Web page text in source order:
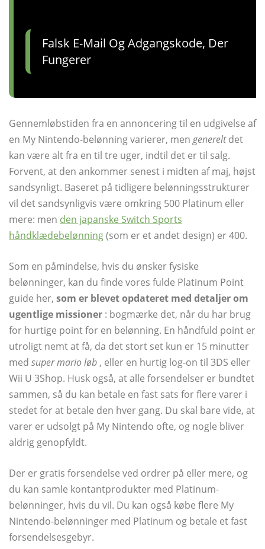
Falsk E-Mail Og Adgangskode, Der
Fungerer
Gennemløbstiden fra en annoncering til en udgivelse af
en My Nintendo-belønning varierer, men genereltdet
kan være alt fra en til tre uger, indtil det er til salg.
Forvent, at den ankommer senest i midten af ​​maj, højst
sandsynligt. Baseret på tidligere belønningsstrukturer
vil det sandsynligvis være omkring 500 Platinum eller
mere: men den japanske Switch Sports
håndklædebelønning(som er et andet design) er 400.
Som en påmindelse, hvis du ønsker fysiske
belønninger, kan du finde vores fulde Platinum Point
guide her, som er blevet opdateret med detaljer om
ugentlige missioner : bogmærke det, når du har brug
for hurtige point for en belønning. En håndfuld point er
utroligt nemt at få, da det stort set kun er 15 minutter
med super mario løb , eller en hurtig log-on til 3DS eller
Wii U 3Shop. Husk også, at alle forsendelser er bundtet
sammen, så du kan betale en fast sats for flere varer i
stedet for at betale den hver gang. Du skal bare vide, at
varer er udsolgt på My Nintendo ofte, og nogle bliver
aldrig genopfyldt.
Der er gratis forsendelse ved ordrer på eller mere, og
du kan samle kontantprodukter med Platinum-
belønninger, hvis du vil. Du kan også købe flere My
Nintendo-belønninger med Platinum og betale et fast
forsendelsesgebyr.